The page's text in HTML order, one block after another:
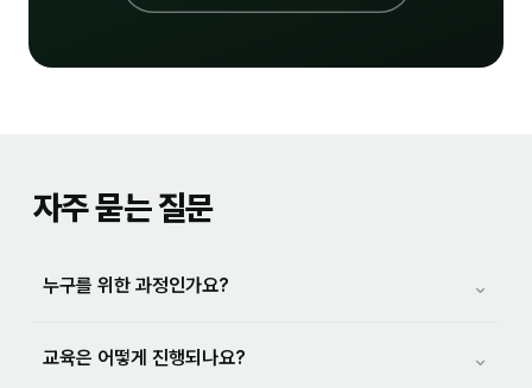
💰 교육 견적 계산기
공지사항
자주 묻는 질문
누구를 위한 과정인가요? ⌄
교육은 어떻게 진행되나요? ⌄